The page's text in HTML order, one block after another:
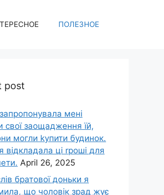
ПОЛЕЗНОЕ
post
мені
свої заощадження їй,
могли kупити будинок.
відкладала ці rроші для
April 26, 2025
братової доньки я
що чоловік зpад жує